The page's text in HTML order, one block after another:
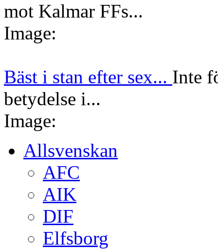
mot Kalmar FFs...
Image:
Bäst i stan efter sex... Inte
betydelse i...
Image:
Allsvenskan
AFC
AIK
DIF
Elfsborg